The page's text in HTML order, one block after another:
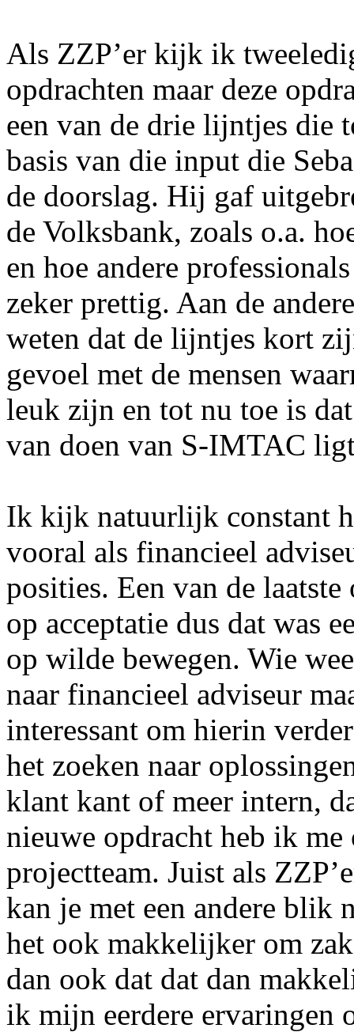
Als ZZP’er kijk ik
opdrachten maar deze
een van de drie lijntjes die
basis van die input die
de doorslag. Hij gaf
de Volksbank, zoals o.a.
en hoe andere
zeker prettig. Aan de
weten dat de lijntjes kort
gevoel met de mensen
leuk zijn en tot nu toe is
van doen van S-IMTAC
Ik kijk natuurlijk constant
vooral als financieel
posities. Een van de
op acceptatie dus dat was
op wilde bewegen. Wie
naar financieel adviseur
interessant om hierin
het zoeken naar
klant kant of meer intern,
nieuwe opdracht heb ik
projectteam. Juist als
kan je met een andere blik
het ook makkelijker om
dan ook dat dat dan
ik mijn eerdere ervaringen